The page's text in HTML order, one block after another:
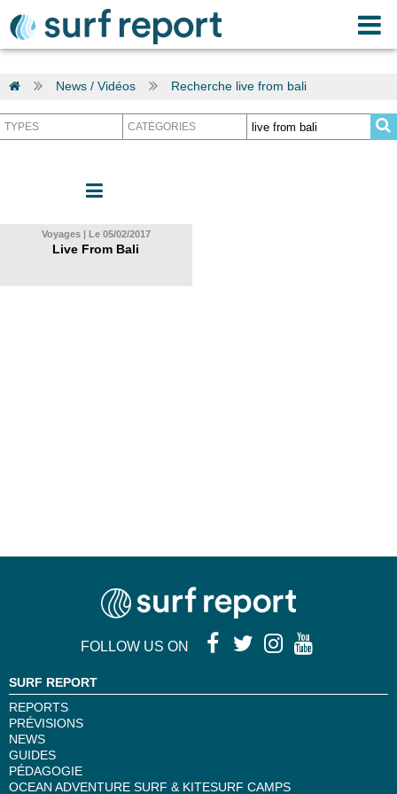
News / Vidéos Recherche live from bali
Voyages | Le 05/02/2017
Live From Bali
FOLLOW US ON
SURF REPORT
REPORTS
PRÉVISIONS
NEWS
GUIDES
PÉDAGOGIE
OCEAN ADVENTURE SURF & KITESURF CAMPS